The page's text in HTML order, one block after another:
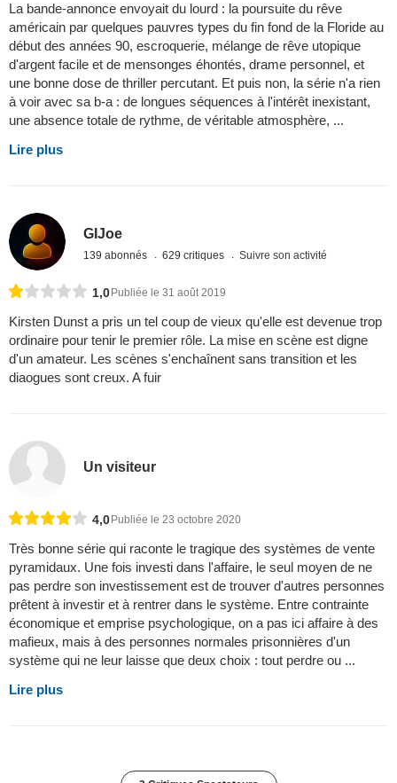
La bande-annonce envoyait du lourd : la poursuite du rêve
américain par quelques pauvres types du fin fond de la Floride au
début des années 90, escroquerie, mélange de rêve utopique
d'argent facile et de mensonges éhontés, drame personnel, et
une bonne dose de thriller percutant. Et puis non, la série n'a rien
à voir avec sa b-a : de longues séquences à l'intérêt inexistant,
une absence totale de rythme, de véritable atmosphère, ...
Lire plus
GIJoe
139 abonnés 629 critiques Suivre son activité
1,0Publiée le 31 août 2019
Kirsten Dunst a pris un tel coup de vieux qu'elle est devenue trop
ordinaire pour tenir le premier rôle. La mise en scène est digne
d'un amateur. Les scènes s'enchaînent sans transition et les
diaogues sont creux. A fuir
Un visiteur
4,0Publiée le 23 octobre 2020
Très bonne série qui raconte le tragique des systèmes de vente
pyramidaux. Une fois investi dans l'affaire, le seul moyen de ne
pas perdre son investissement est de trouver d'autres personnes
prêtent à investir et à rentrer dans le système. Entre contrainte
économique et emprise psychologique, on a pas ici affaire à des
mafieux, mais à des personnes normales prisonnières d'un
système qui ne leur laisse que deux choix : tout perdre ou ...
Lire plus